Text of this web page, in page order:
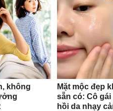
không
Mặt mộc đẹp
sẵn có: Cô
hồi da nhạy